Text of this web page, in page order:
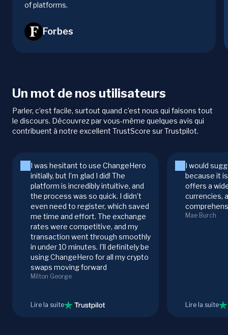
of platforms.
Forbes
Un mot de nos utilisateurs
Parler, c’est facile, surtout quand c’est nous qui faisons tout
le discours. Découvrez par vous-même quelques avis qui
contribuent à notre excellent TrustScore sur Trustpilot.
I was hesitant to use ChangeHero
initially, but I’m glad I did! The
platform is incredibly intuitive, and
the process was so quick. I didn’t
even need to register, which saved
me time and effort. The exchange
rates were competitive, and my
transaction went through smoothly
in under 10 minutes. I’ll definitely be
using ChangeHero for all my crypto
swaps moving forward
Milton George
Lire la suite
I would
because it
offers a
currencies,
Mae Burch
Lire la suite